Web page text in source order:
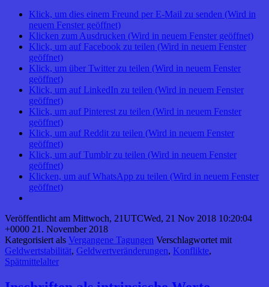
Klick, um dies einem Freund per E-Mail zu senden (Wird in
neuem Fenster geöffnet)
Klicken zum Ausdrucken (Wird in neuem Fenster geöffnet)
Klick, um auf Facebook zu teilen (Wird in neuem Fenster
geöffnet)
Klick, um über Twitter zu teilen (Wird in neuem Fenster
geöffnet)
Klick, um auf LinkedIn zu teilen (Wird in neuem Fenster
geöffnet)
Klick, um auf Pinterest zu teilen (Wird in neuem Fenster
geöffnet)
Klick, um auf Reddit zu teilen (Wird in neuem Fenster
geöffnet)
Klick, um auf Tumblr zu teilen (Wird in neuem Fenster
geöffnet)
Klicken, um auf WhatsApp zu teilen (Wird in neuem Fenster
geöffnet)
Veröffentlicht am Mittwoch, 21UTCWed, 21 Nov 2018 10:20:04
+0000 21. November 2018
Kategorisiert als Vergangene Tagungen Verschlagwortet mit
Geldwertstabilität, Geldwertveränderungen, Konflikte,
Spätmittelalter